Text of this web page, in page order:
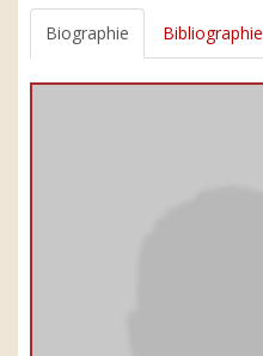
Biographie Bibliographie